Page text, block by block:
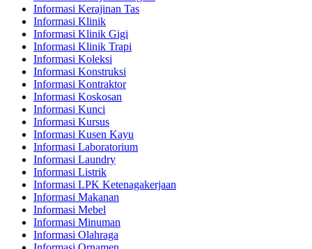
Informasi Kerajinan Tas
Informasi Klinik
Informasi Klinik Gigi
Informasi Klinik Trapi
Informasi Koleksi
Informasi Konstruksi
Informasi Kontraktor
Informasi Koskosan
Informasi Kunci
Informasi Kursus
Informasi Kusen Kayu
Informasi Laboratorium
Informasi Laundry
Informasi Listrik
Informasi LPK Ketenagakerjaan
Informasi Makanan
Informasi Mebel
Informasi Minuman
Informasi Olahraga